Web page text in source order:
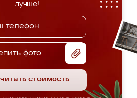
лучше!
фото
стоимость